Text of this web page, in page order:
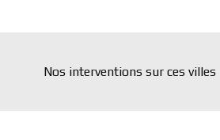
Nos interventions sur ces villes